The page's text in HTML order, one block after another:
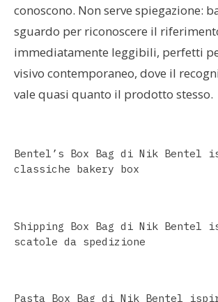
conoscono. Non serve spiegazione:
sguardo per riconoscere il
immediatamente leggibili, perfetti
visivo contemporaneo, dove il
vale quasi quanto il prodotto stesso.
Bentel’s Box Bag di Nik Bentel
classiche bakery box
Shipping Box Bag di Nik Bentel
scatole da spedizione
Pasta Box Bag di Nik Bentel